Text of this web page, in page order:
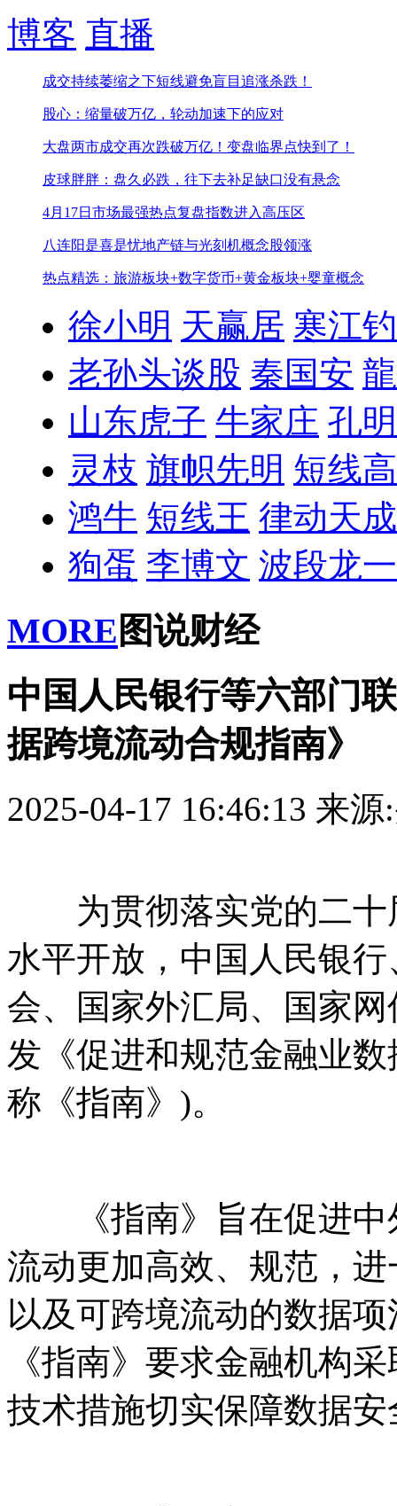
博客 直播
成交持续萎缩之下短线避免盲目追涨杀跌！
股心：缩量破万亿，轮动加速下的应对
大盘两市成交再次跌破万亿！ 变盘临界点快到了！
皮球胖胖：盘久必跌，往下去补足缺口没有悬念
4月17日市场最强热点复盘指数进入高压区
八连阳是喜是忧地产链与光刻机概念股领涨
热点精选：旅游板块+数字货币+黄金板块+婴童概念
徐小明 天赢居 寒江
老孙头谈股 秦国安
山东虎子 牛家庄 孔
灵枝 旗帜先明 短线
鸿牛 短线王 律动天成
狗蛋 李博文 波段龙一
MORE 图说财经
中国人民银行等六部门
据跨境流动合规指南》
2025-04-17 16:46:13 来源
为贯彻落实党的二十
水平开放，中国人民银
会、国家外汇局、国家
发《促进和规范金融业
称《指南》)。
《指南》旨在促进中
流动更加高效、规范，
以及可跨境流动的数据
《指南》要求金融机构
技术措施切实保障数据安